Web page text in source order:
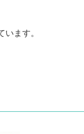
ます。